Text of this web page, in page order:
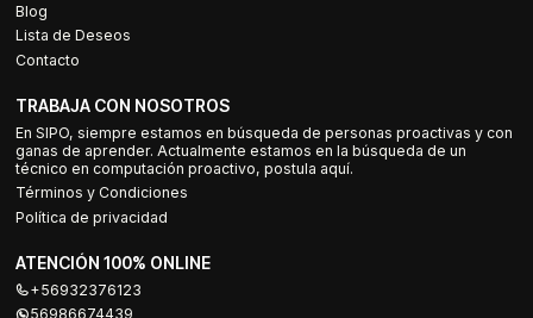
Blog
Lista de Deseos
Contacto
TRABAJA CON NOSOTROS
En SIPO, siempre estamos en búsqueda de personas proactivas y con
ganas de aprender. Actualmente estamos en la búsqueda de un
técnico en computación proactivo, postula aquí.
Términos y Condiciones
Política de privacidad
ATENCIÓN 100% ONLINE
+56932376123
56986674439